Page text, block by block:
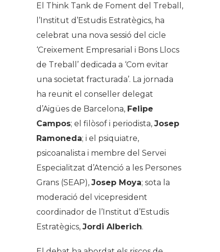
El Think Tank de Foment del Treball,
l’Institut d’Estudis Estratègics, ha
celebrat una nova sessió del cicle
‘Creixement Empresarial i Bons Llocs
de Treball’ dedicada a ‘Com evitar
una societat fracturada’. La jornada
ha reunit el conseller delegat
d’Aigües de Barcelona, Felipe
Campos; el filòsof i periodista, Josep
Ramoneda; i el psiquiatre,
psicoanalista i membre del Servei
Especialitzat d’Atenció a les Persones
Grans (SEAP), Josep Moya; sota la
moderació del vicepresident
coordinador de l’Institut d’Estudis
Estratègics, Jordi Alberich.